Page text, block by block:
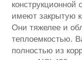
имеют закрытую
Они тяжелее и
теплоемкостью.
полностью из